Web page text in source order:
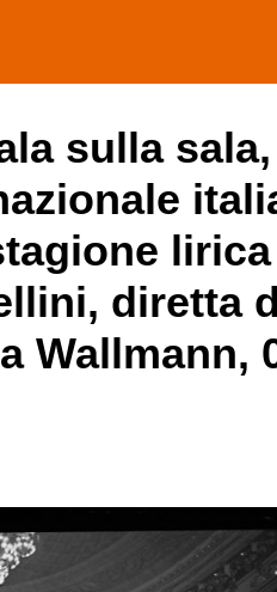
sulla
lirica
diretta
Wallmann,